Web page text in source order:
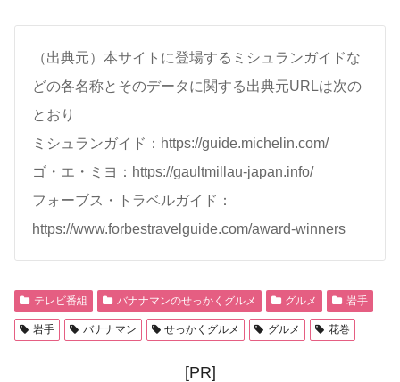
（出典元）本サイトに登場するミシュランガイドな
どの各名称とそのデータに関する出典元URLは次の
とおり
ミシュランガイド：https://guide.michelin.com/
ゴ・エ・ミヨ：https://gaultmillau-japan.info/
フォーブス・トラベルガイド：
https://www.forbestravelguide.com/award-winners
テレビ番組 バナナマンのせっかくグルメ グルメ 岩手
岩手 バナナマン せっかくグルメ グルメ 花巻
[PR]